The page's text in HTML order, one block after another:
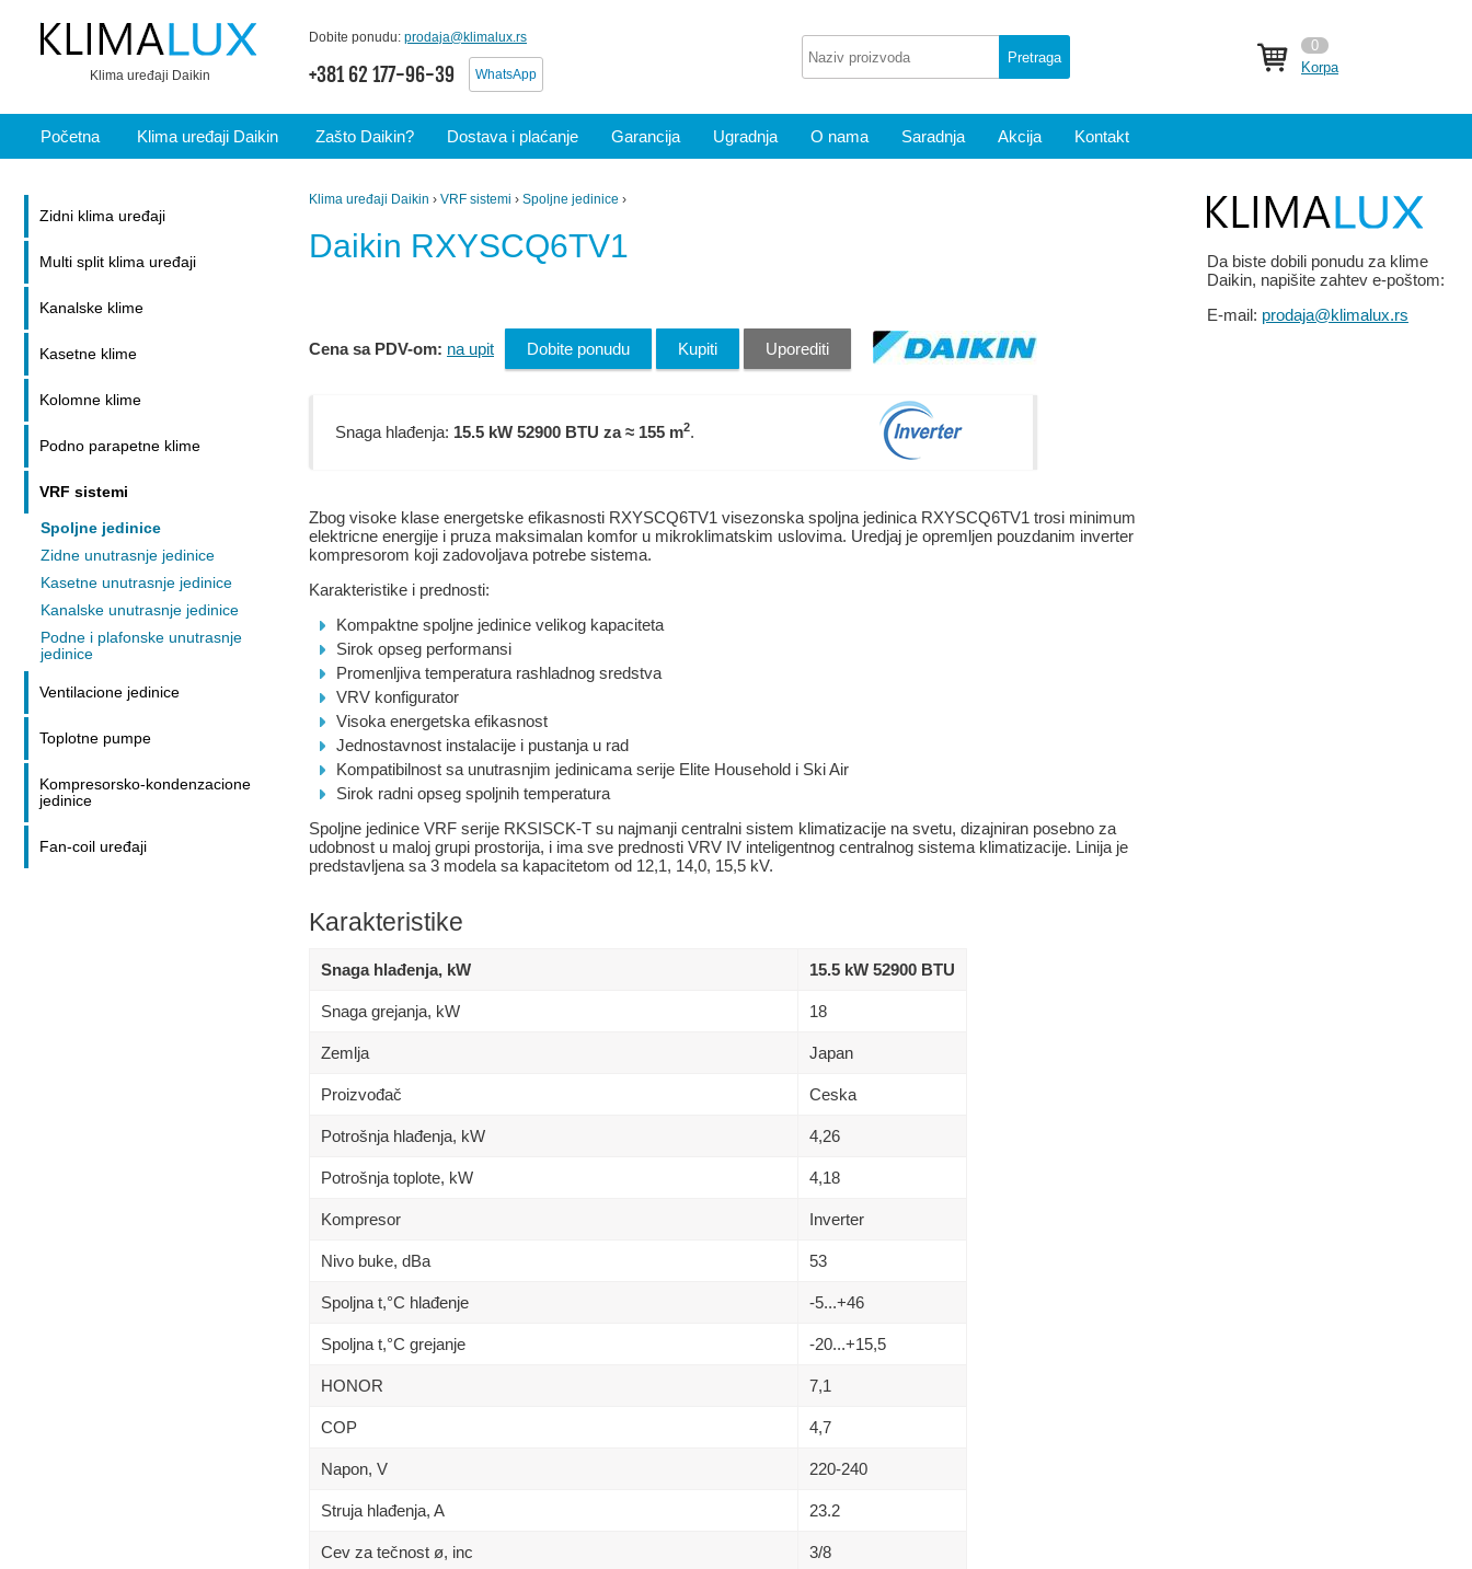
Klima uređaji Daikin
Dobite ponudu: prodaja@klimalux.rs
+381 62 177-96-39 WhatsApp
Pretraga
0
Korpa
Početna Klima uređaji Daikin Zašto Daikin? Dostava i plaćanje Garancija Ugradnja O nama Saradnja Akcija Kontakt
Klima uređaji Daikin › VRF sistemi › Spoljne jedinice ›
Daikin RXYSCQ6TV1
Cena sa PDV-om: na upit Dobite ponudu Kupiti Uporediti
Snaga hlađenja: 15.5 kW 52900 BTU za ≈ 155 m2.
Zbog visoke klase energetske efikasnosti RXYSCQ6TV1 visezonska spoljna jedinica RXYSCQ6TV1 trosi minimum
elektricne energije i pruza maksimalan komfor u mikroklimatskim uslovima. Uredjaj je opremljen pouzdanim inverter
kompresorom koji zadovoljava potrebe sistema.
Karakteristike i prednosti:
Kompaktne spoljne jedinice velikog kapaciteta
Sirok opseg performansi
Promenljiva temperatura rashladnog sredstva
VRV konfigurator
Visoka energetska efikasnost
Jednostavnost instalacije i pustanja u rad
Kompatibilnost sa unutrasnjim jedinicama serije Elite Household i Ski Air
Sirok radni opseg spoljnih temperatura
Spoljne jedinice VRF serije RKSISCK-T su najmanji centralni sistem klimatizacije na svetu, dizajniran posebno za
udobnost u maloj grupi prostorija, i ima sve prednosti VRV IV inteligentnog centralnog sistema klimatizacije. Linija je
predstavljena sa 3 modela sa kapacitetom od 12,1, 14,0, 15,5 kV.
Karakteristike
Snaga hlađenja, kW 15.5 kW 52900 BTU
Snaga grejanja, kW 18
Zemlja Japan
Proizvođač Ceska
Potrošnja hlađenja, kW 4,26
Potrošnja toplote, kW 4,18
Kompresor Inverter
Nivo buke, dBa 53
Spoljna t,°C hlađenje -5...+46
Spoljna t,°C grejanje -20...+15,5
HONOR 7,1
COP 4,7
Napon, V 220-240
Struja hlađenja, A 23.2
Cev za tečnost ø, inc 3/8
Zidni klima uređaji
Multi split klima uređaji
Kanalske klime
Kasetne klime
Kolomne klime
Podno parapetne klime
VRF sistemi
Spoljne jedinice
Zidne unutrasnje jedinice
Kasetne unutrasnje jedinice
Kanalske unutrasnje jedinice
Podne i plafonske unutrasnje
jedinice
Ventilacione jedinice
Toplotne pumpe
Kompresorsko-kondenzacione
jedinice
Fan-coil uređaji
Da biste dobili ponudu za klime
Daikin, napišite zahtev e-poštom:
E-mail: prodaja@klimalux.rs